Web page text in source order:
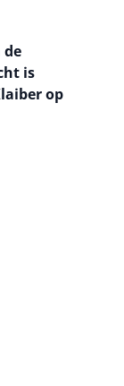
de
is
op